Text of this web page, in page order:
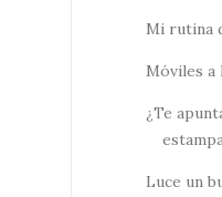
Mi rutina
Móviles a
¿Te
Luce un